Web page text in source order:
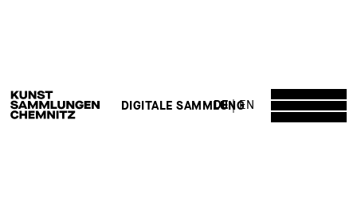
DE EN
DIGITALE SAMMLUNG